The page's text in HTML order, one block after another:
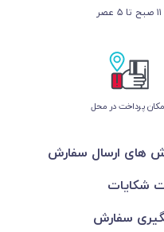
پرداخت در محل
های ارسال سفارش
شکایات
سفارش